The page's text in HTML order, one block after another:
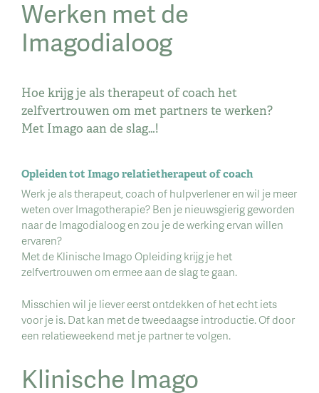
Werken met de
Imagodialoog
Hoe krijg je als therapeut of coach het
zelfvertrouwen om met partners te werken?
Met Imago aan de slag…!
Opleiden tot Imago relatietherapeut of coach
Werk je als therapeut, coach of hulpverlener en wil je meer
weten over Imagotherapie? Ben je nieuwsgierig geworden
naar de Imagodialoog en zou je de werking ervan willen
ervaren?
Met de Klinische Imago Opleiding krijg je het
zelfvertrouwen om ermee aan de slag te gaan.
Misschien wil je liever eerst ontdekken of het echt iets
voor je is. Dat kan met de tweedaagse introductie. Of door
een relatieweekend met je partner te volgen.
Klinische Imago